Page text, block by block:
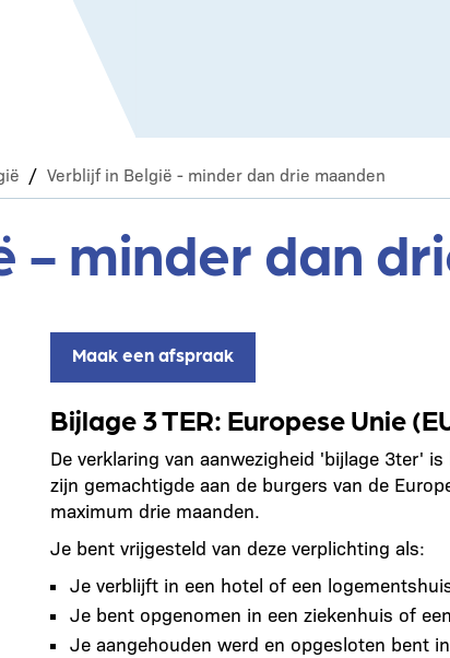
Verblijf in België - minder dan drie maanden
- minder dan
Maak een afspraak
Bijlage 3 TER: Europese Unie
De verklaring van aanwezigheid 'bijlage 3ter'
zijn gemachtigde aan de burgers van de
maximum drie maanden.
Je bent vrijgesteld van deze verplichting als:
Je verblijft in een hotel of een
Je bent opgenomen in een ziekenhuis of
Je aangehouden werd en opgesloten bent